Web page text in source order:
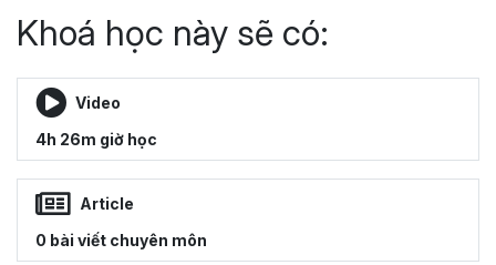
Khoá học này sẽ có:
Video
4h 26m giờ học
Article
0 bài viết chuyên môn